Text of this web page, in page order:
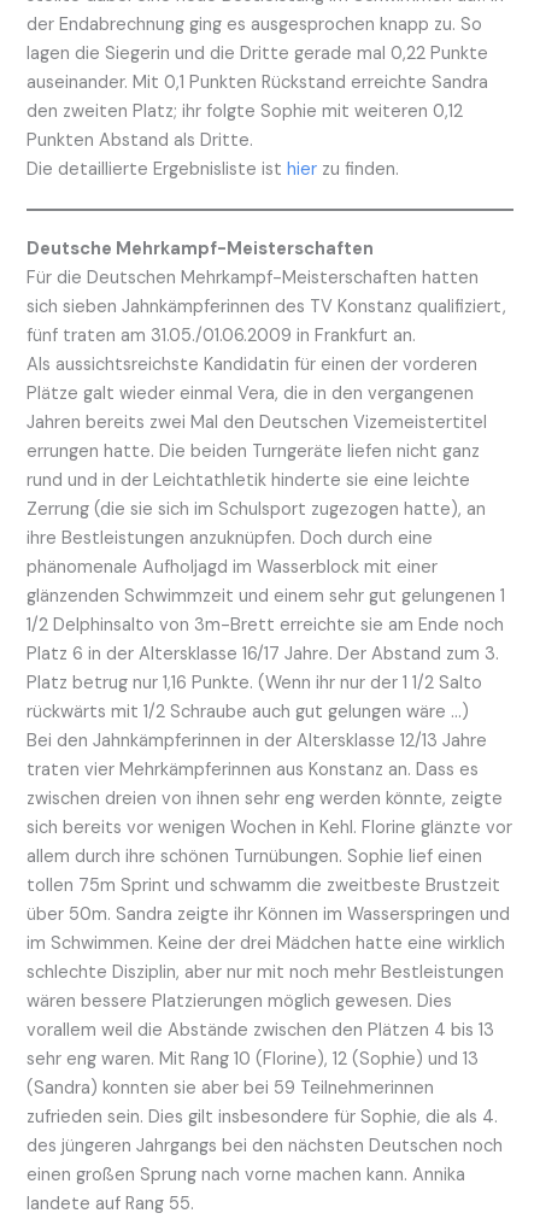
der Endabrechnung ging es ausgesprochen knapp zu. So
lagen die Siegerin und die Dritte gerade mal 0,22 Punkte
auseinander. Mit 0,1 Punkten Rückstand erreichte Sandra
den zweiten Platz; ihr folgte Sophie mit weiteren 0,12
Punkten Abstand als Dritte.
Die detaillierte Ergebnisliste isthier zu finden.
Deutsche Mehrkampf-Meisterschaften
Für die Deutschen Mehrkampf-Meisterschaften hatten
sich sieben Jahnkämpferinnen des TV Konstanz qualifiziert,
fünf traten am 31.05./01.06.2009 in Frankfurt an.
Als aussichtsreichste Kandidatin für einen der vorderen
Plätze galt wieder einmal Vera, die in den vergangenen
Jahren bereits zwei Mal den Deutschen Vizemeistertitel
errungen hatte. Die beiden Turngeräte liefen nicht ganz
rund und in der Leichtathletik hinderte sie eine leichte
Zerrung (die sie sich im Schulsport zugezogen hatte), an
ihre Bestleistungen anzuknüpfen. Doch durch eine
phänomenale Aufholjagd im Wasserblock mit einer
glänzenden Schwimmzeit und einem sehr gut gelungenen 1
1/2 Delphinsalto von 3m-Brett erreichte sie am Ende noch
Platz 6 in der Altersklasse 16/17 Jahre. Der Abstand zum 3.
Platz betrug nur 1,16 Punkte. (Wenn ihr nur der 1 1/2 Salto
rückwärts mit 1/2 Schraube auch gut gelungen wäre …)
Bei den Jahnkämpferinnen in der Altersklasse 12/13 Jahre
traten vier Mehrkämpferinnen aus Konstanz an. Dass es
zwischen dreien von ihnen sehr eng werden könnte, zeigte
sich bereits vor wenigen Wochen in Kehl. Florine glänzte vor
allem durch ihre schönen Turnübungen. Sophie lief einen
tollen 75m Sprint und schwamm die zweitbeste Brustzeit
über 50m. Sandra zeigte ihr Können im Wasserspringen und
im Schwimmen. Keine der drei Mädchen hatte eine wirklich
schlechte Disziplin, aber nur mit noch mehr Bestleistungen
wären bessere Platzierungen möglich gewesen. Dies
vorallem weil die Abstände zwischen den Plätzen 4 bis 13
sehr eng waren. Mit Rang 10 (Florine), 12 (Sophie) und 13
(Sandra) konnten sie aber bei 59 Teilnehmerinnen
zufrieden sein. Dies gilt insbesondere für Sophie, die als 4.
des jüngeren Jahrgangs bei den nächsten Deutschen noch
einen großen Sprung nach vorne machen kann. Annika
landete auf Rang 55.